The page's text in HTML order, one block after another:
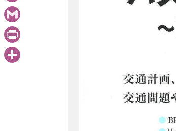
Email
Gmail
PrintFriendly